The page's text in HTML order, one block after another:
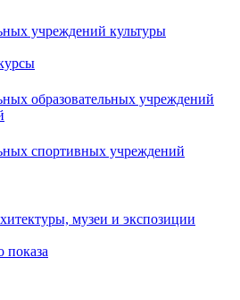
учреждений культуры
образовательных учреждений
спортивных учреждений
музеи и экспозиции
показа